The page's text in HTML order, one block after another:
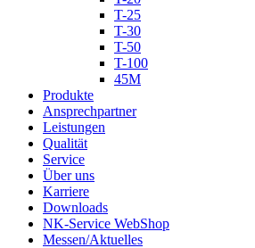
T-25
T-30
T-50
T-100
45M
Produkte
Ansprechpartner
Leistungen
Qualität
Service
Über uns
Karriere
Downloads
NK-Service WebShop
Messen/Aktuelles